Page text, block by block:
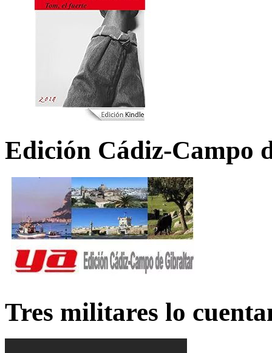
Edición Cádiz-Campo
Tres militares lo